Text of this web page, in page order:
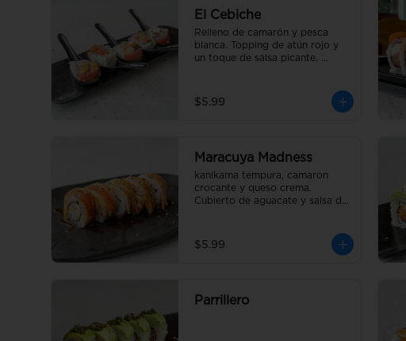
El Cebiche
Relleno de camarón y pesca
blanca. Topping de atún rojo y
un toque de salsa picante,
$5.99
Maracuya Madness
kanikama tempura, camaron
crocante y queso crema.
Cubierto de aguacate y salsa de
$5.99
Parrillero